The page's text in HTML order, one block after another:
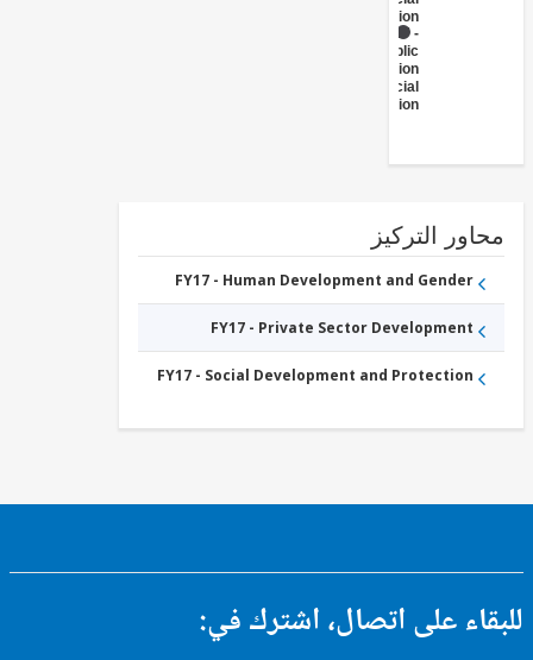
Protection
Administration
Protection
التركيز
FY17 - Human Development and Gender
FY17 - Private Sector Development
FY17 - Social Development and Protection
على اتصال، اشترك في: